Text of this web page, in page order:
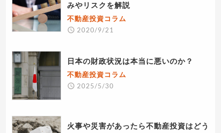
みやリスクを解説
不動産投資コラム
2020/9/21
日本の財政状況は本当に悪いのか？
不動産投資コラム
2025/5/30
火事や災害があったら不動産投資はどう